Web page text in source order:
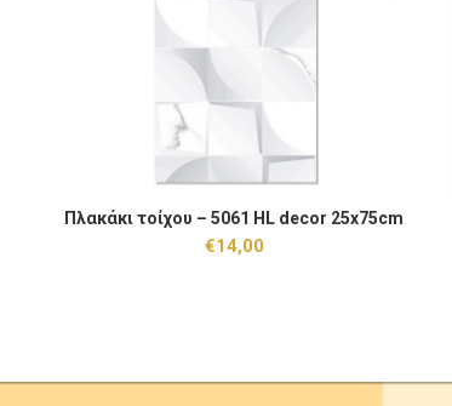
ΕΞΑΝΤΛΉΘΗΚΕ
Πλακάκι τοίχου – 5061 HL decor 25x75cm
€14,00